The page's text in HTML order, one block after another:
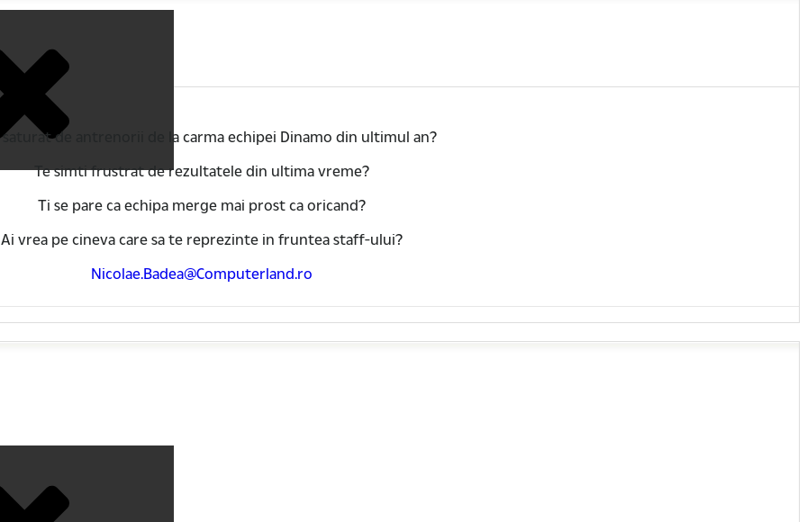
saturat de antrenorii de la carma echipei Dinamo din ultimul an?
Te simti frustrat de rezultatele din ultima vreme?
Ti se pare ca echipa merge mai prost ca oricand?
Ai vrea pe cineva care sa te reprezinte in fruntea staff-ului?
Nicolae.Badea@Computerland.ro